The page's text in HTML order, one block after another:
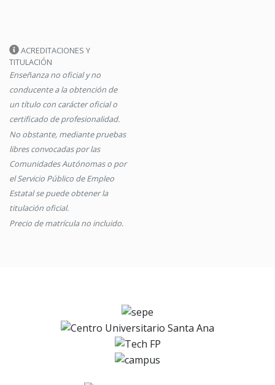
ACREDITACIONES Y
TITULACIÓN
Enseñanza no oficial y no
conducente a la obtención de
un título con carácter oficial o
certificado de profesionalidad.
No obstante, mediante pruebas
libres convocadas por las
Comunidades Autónomas o por
el Servicio Público de Empleo
Estatal se puede obtener la
titulación oficial.
Precio de matrícula no incluido.